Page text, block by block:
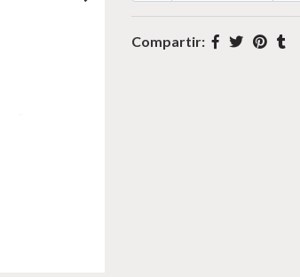
Compartir: